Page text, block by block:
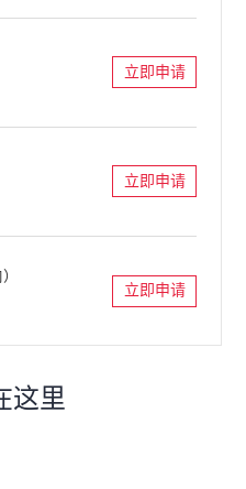
立即申请
立即申请
立即申请
这里